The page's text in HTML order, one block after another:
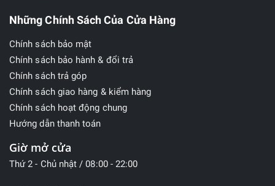
Những Chính Sách Của Cửa Hàng
Chính sách bảo mật
Chính sách bảo hành & đổi trả
Chính sách trả góp
Chính sách giao hàng & kiểm hàng
Chính sách hoạt động chung
Hướng dẫn thanh toán
Giờ mở cửa
Thứ 2 - Chủ nhật / 08:00 - 22:00